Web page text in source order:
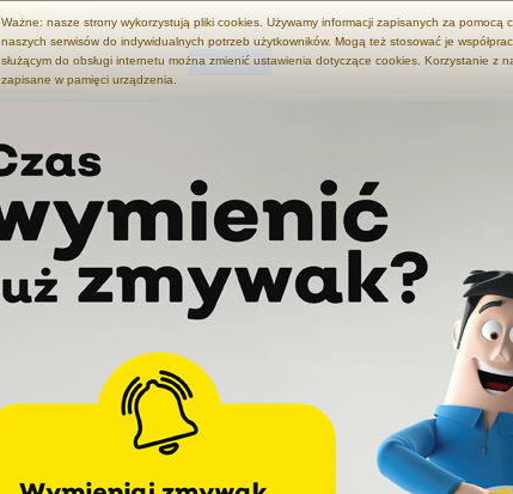
STRONA GŁÓWNA PRODUKTY AKTUALNOŚCI ARTYKUŁY
Ważne: nasze strony wykorzystują pliki cookies. Używamy informacji zapisanych za
naszych serwisów do indywidualnych potrzeb użytkowników. Mogą też stosować je
służącym do obsługi internetu można zmienić ustawienia dotyczące cookies. Korzystanie
zapisane w pamięci urządzenia.